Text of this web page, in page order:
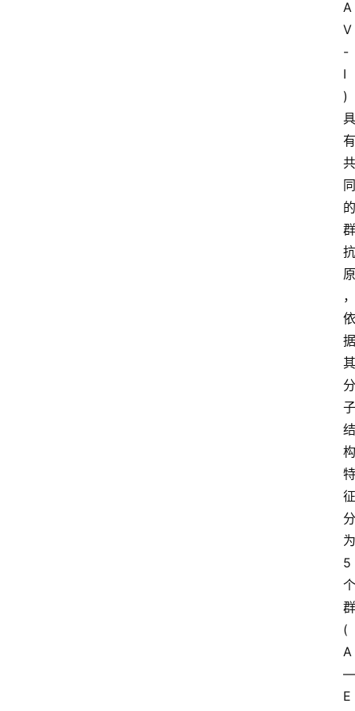
A
V
-
I
)
具
有
共
同
的
群
抗
原
，
依
据
其
分
子
结
构
特
征
分
为
5
个
群
(
A
—
E